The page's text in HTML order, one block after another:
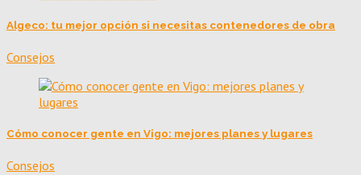
Algeco: tu mejor opción si necesitas contenedores de obra
Consejos
Cómo conocer gente en Vigo: mejores planes y lugares
Consejos